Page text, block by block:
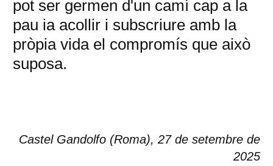
pot ser germen d'un camí cap a la
pau ia acollir i subscriure amb la
pròpia vida el compromís que això
suposa.
Castel Gandolfo (Roma), 27 de setembre de
2025